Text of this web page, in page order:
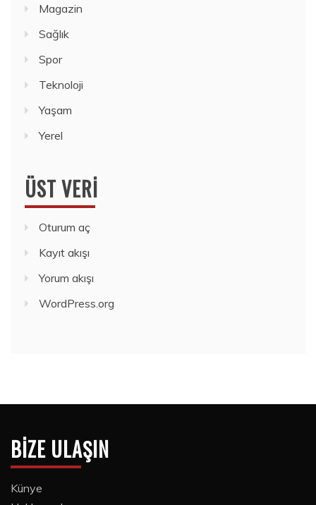
Magazin
Sağlık
Spor
Teknoloji
Yaşam
Yerel
ÜST VERI
Oturum aç
Kayıt akışı
Yorum akışı
WordPress.org
BIZE ULAŞIN
Künye